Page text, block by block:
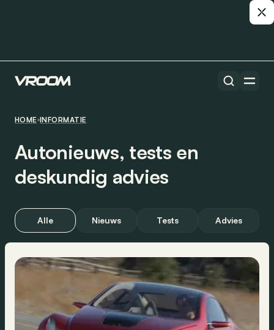
HOME INFORMATIE
Autonieuws, tests en
deskundig advies
Alle Nieuws Tests Advies